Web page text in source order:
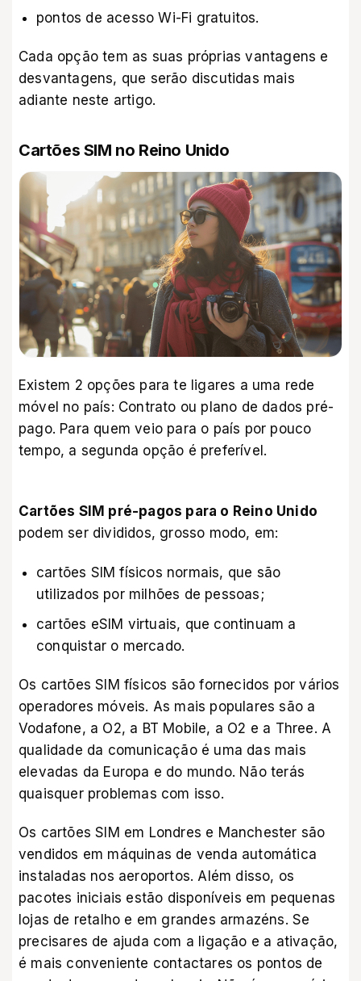
pontos de acesso Wi-Fi gratuitos.
Cada opção tem as suas próprias vantagens e
desvantagens, que serão discutidas mais
adiante neste artigo.
Cartões SIM no Reino Unido
Existem 2 opções para te ligares a uma rede
móvel no país: Contrato ou plano de dados pré-
pago. Para quem veio para o país por pouco
tempo, a segunda opção é preferível.
Cartões SIM pré-pagos para o Reino Unido
podem ser divididos, grosso modo, em:
cartões SIM físicos normais, que são
utilizados por milhões de pessoas;
cartões eSIM virtuais, que continuam a
conquistar o mercado.
Os cartões SIM físicos são fornecidos por vários
operadores móveis. As mais populares são a
Vodafone, a O2, a BT Mobile, a O2 e a Three. A
qualidade da comunicação é uma das mais
elevadas da Europa e do mundo. Não terás
quaisquer problemas com isso.
Os cartões SIM em Londres e Manchester são
vendidos em máquinas de venda automática
instaladas nos aeroportos. Além disso, os
pacotes iniciais estão disponíveis em pequenas
lojas de retalho e em grandes armazéns. Se
precisares de ajuda com a ligação e a ativação,
é mais conveniente contactares os pontos de